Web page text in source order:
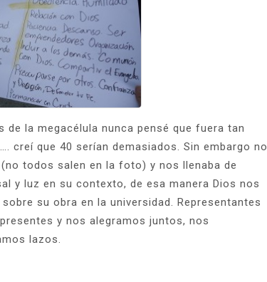
la megacélula nunca pensé que fuera tan
creí que 40 serían demasiados. Sin embargo no
todos salen en la foto) y nos llenaba de
y luz en su contexto, de esa manera Dios nos
su obra en la universidad. Representantes
y nos alegramos juntos, nos
lazos.